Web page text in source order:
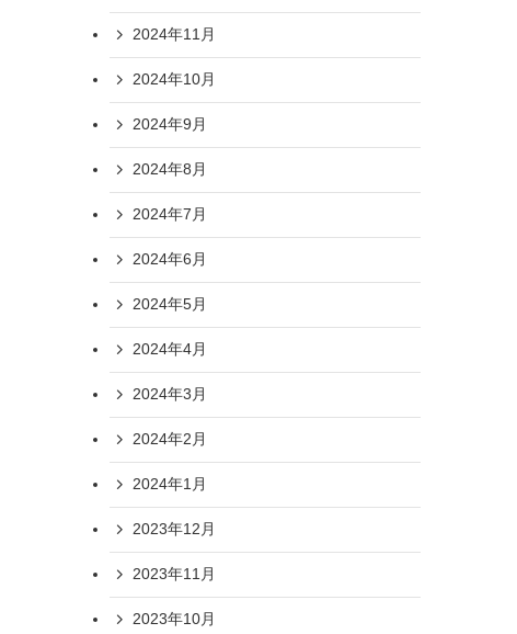
2024年11月
2024年10月
2024年9月
2024年8月
2024年7月
2024年6月
2024年5月
2024年4月
2024年3月
2024年2月
2024年1月
2023年12月
2023年11月
2023年10月